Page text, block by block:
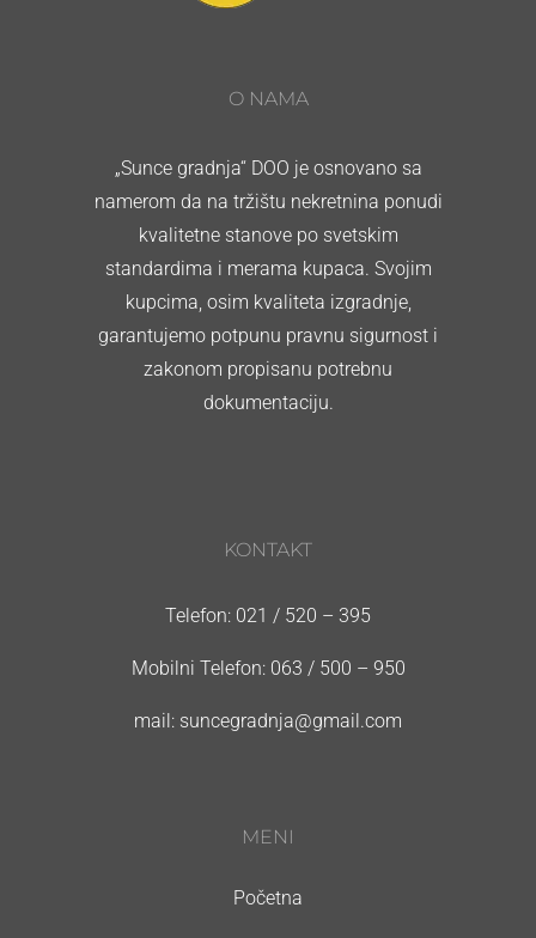
O NAMA
„Sunce gradnja“ DOO je osnovano sa
namerom da na tržištu nekretnina ponudi
kvalitetne stanove po svetskim
standardima i merama kupaca. Svojim
kupcima, osim kvaliteta izgradnje,
garantujemo potpunu pravnu sigurnost i
zakonom propisanu potrebnu
dokumentaciju.
KONTAKT
Telefon: 021 / 520 – 395
Mobilni Telefon: 063 / 500 – 950
mail: suncegradnja@gmail.com
MENI
Početna